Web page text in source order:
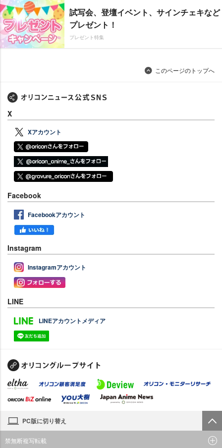
試写会、登壇イベント、サインチェキなど
プレゼント！
プレゼント特集
このページのトップへ
X
Xアカウント
Facebook
Facebookアカウント
Instagram
Instagramアカウント
LINE
LINEアカウントメディア
PC版に切り替え
禁無断複写転載